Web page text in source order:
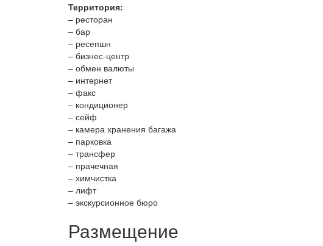
Территория:
– ресторан
– бар
– ресепшн
– бизнес-центр
– обмен валюты
– интернет
– факс
– кондиционер
– сейф
– камера хранения багажа
– парковка
– трансфер
– прачечная
– химчистка
– лифт
– экскурсионное бюро
Размещение